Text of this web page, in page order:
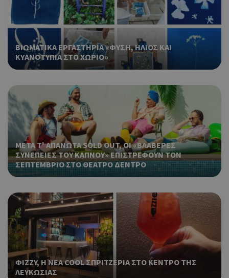
BΙΩΜΑΤΙΚΑ ΕΡΓΑΣΤΗΡΙΑ «ΦΥΣΗ, ΗΛΙΟΣ ΚΑΙ
ΚΥΑΝΟΤΥΠΙΑ ΣΤΟ ΧΩΡΙΟ»
ΜΕΤΑ Τ' ΑΠΑΝΩΤΑ SOLD OUT, ΟΙ «ΒΛΑΒΕΡΕΣ
ΣΥΝΕΠΕΙΕΣ ΤΟΥ ΚΑΠΝΟΥ» ΕΠΙΣΤΡΕΦΟΥΝ ΤΟΝ
ΣΕΠΤΕΜΒΡΙΟ ΣΤΟ ΘΕΑΤΡΟ ΔΕΝΤΡΟ
ΦIZZY, Η ΝΕΑ COOL ΣΠΡΙΤΖΕΡΙΑ ΣΤΟ ΚΕΝΤΡΟ ΤΗΣ
ΛΕΥΚΩΣΙΑΣ